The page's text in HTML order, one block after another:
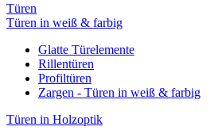
Türen
Türen in weiß & farbig
Glatte Türelemente
Rillentüren
Profiltüren
Zargen - Türen in weiß & farbig
Türen in Holzoptik